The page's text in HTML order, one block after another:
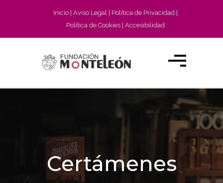
Inicio Aviso Legal
Política de Privacidad
Política de Cookies
Accesibilidad
Certámenes